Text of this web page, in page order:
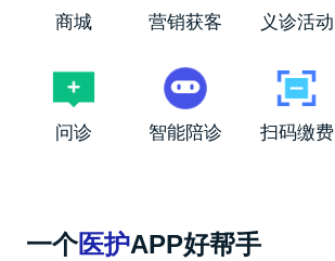
商城 营销获客 义诊活动
问诊 智能陪诊 扫码缴费
一个医护APP好帮手